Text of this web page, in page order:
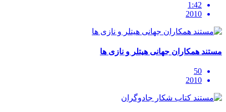
1:42
2010
مستند همکاران جهانی هیتلر و نازی ها
50
2010